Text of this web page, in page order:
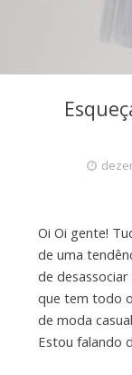
Oi Oi gente!
de uma
de
que tem todo
de moda
Estou falando